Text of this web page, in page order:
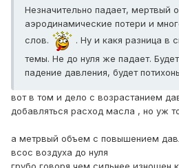
Незначительно падает, мертвый
аэродинамические потери и
слов.
. Ну и какя разница в
темы. Не до нуля же падает.
падение давления, будет
вот в том и дело с возрастанием
добавляться расход масла , но уж
а метрвый объем с повышением
всос воздуха до нуля